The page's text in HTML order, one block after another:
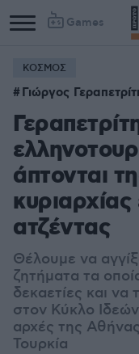
Games
ΚΟΣΜΟΣ
Γιώργος
άπτονται
κυριαρχίας
ατζέντας
Θέλουμε να
ζητήματα τα
δεκαετίες και
στον Κύκλο Ιδεών
αρχές της
Τουρκία